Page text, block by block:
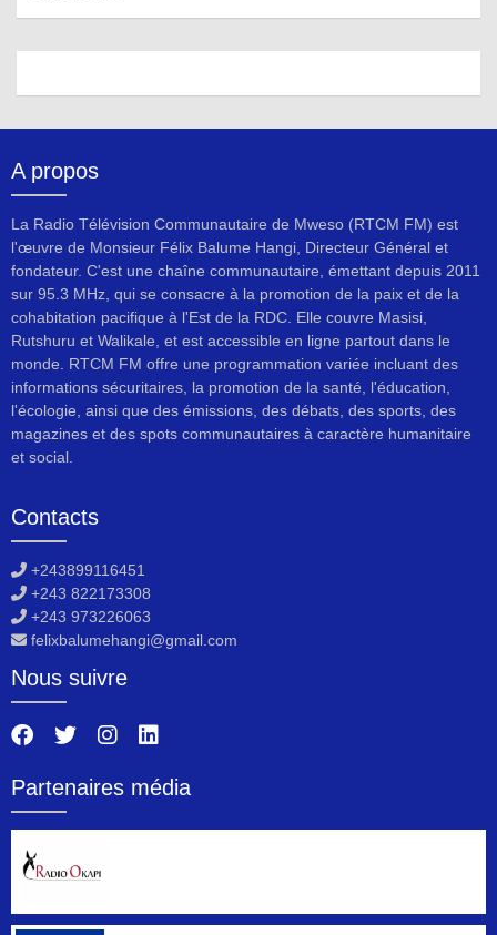
A propos
La Radio Télévision Communautaire de Mweso (RTCM FM) est
l'œuvre de Monsieur Félix Balume Hangi, Directeur Général et
fondateur. C'est une chaîne communautaire, émettant depuis 2011
sur 95.3 MHz, qui se consacre à la promotion de la paix et de la
cohabitation pacifique à l'Est de la RDC. Elle couvre Masisi,
Rutshuru et Walikale, et est accessible en ligne partout dans le
monde. RTCM FM offre une programmation variée incluant des
informations sécuritaires, la promotion de la santé, l'éducation,
l'écologie, ainsi que des émissions, des débats, des sports, des
magazines et des spots communautaires à caractère humanitaire
et social.
Contacts
+243899116451
+243 822173308
+243 973226063
felixbalumehangi@gmail.com
Nous suivre
Partenaires média